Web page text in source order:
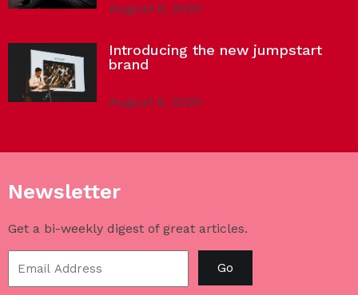
August 6, 2020
Introducing the new jumpstart
brand
August 6, 2020
Newsletter
Get a bi-weekly digest of great articles.
Go